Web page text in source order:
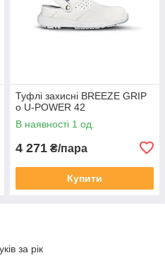
Туфлі захисні BREEZE GRIP
o U-POWER 42
В наявності 1 од.
4 271 ₴/пара
Купити
за рік